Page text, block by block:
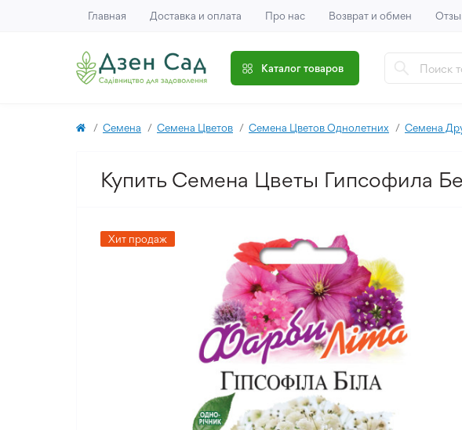
Главная Доставка и оплата Про нас Возврат и обмен
Каталог товаров
Семена Семена Цветов Семена Цветов Однолетних Семена
Купить Семена Цветы Гипсофила
Хит продаж